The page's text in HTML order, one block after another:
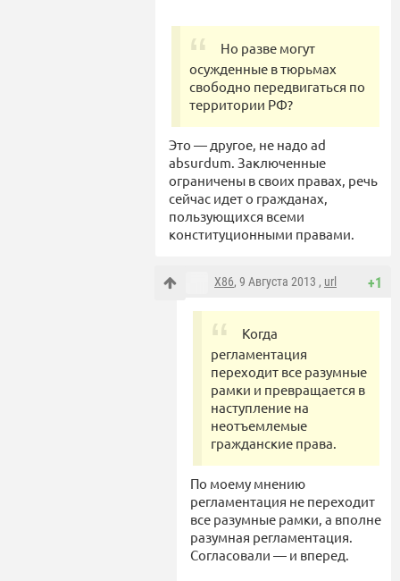
Но разве могут
осужденные в тюрьмах
свободно передвигаться по
территории РФ?
Это — другое, не надо ad
absurdum. Заключенные
ограничены в своих правах, речь
сейчас идет о гражданах,
пользующихся всеми
конституционными правами.
+1
X86, 9 Августа 2013 , url
Когда
регламентация
переходит все разумные
рамки и превращается в
наступление на
неотъемлемые
гражданские права.
По моему мнению
регламентация не переходит
все разумные рамки, а вполне
разумная регламентация.
Согласовали — и вперед.